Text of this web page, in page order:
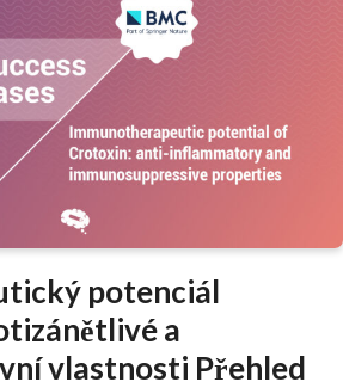
potenciál
a
vlastnosti Přehled